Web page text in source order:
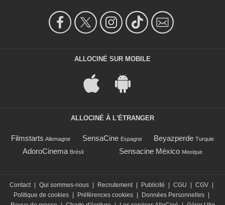
ALLOCINÉ SUR MOBILE
ALLOCINÉ À L'ÉTRANGER
Filmstarts Allemagne SensaCine Espagne Beyazperde Turquie
AdoroCinema Brésil Sensacine México Mexique
Contact | Qui sommes-nous | Recrutement | Publicité | CGU | CGV |
Politique de cookies | Préférences cookies | Données Personnelles |